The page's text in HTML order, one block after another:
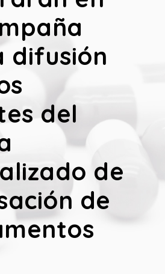
difusión
del
de
de